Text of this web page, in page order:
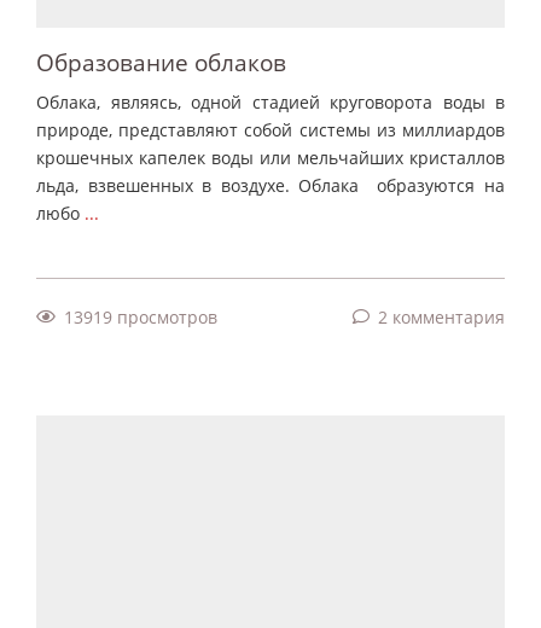
Образование облаков
Облака, являясь, одной стадией круговорота воды в
природе, представляют собой системы из миллиардов
крошечных капелек воды или мельчайших кристаллов
льда, взвешенных в воздухе. Облака образуются на
любо ...
13919 просмотров 2 комментария